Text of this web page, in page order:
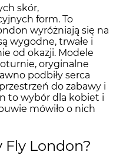
skór,
form. To
wyróżniają się na
wygodne, trwałe i
od okazji. Modele
oryginalne
podbiły serca
do zabawy i
to wybór dla kobiet i
mówiło o nich
London?